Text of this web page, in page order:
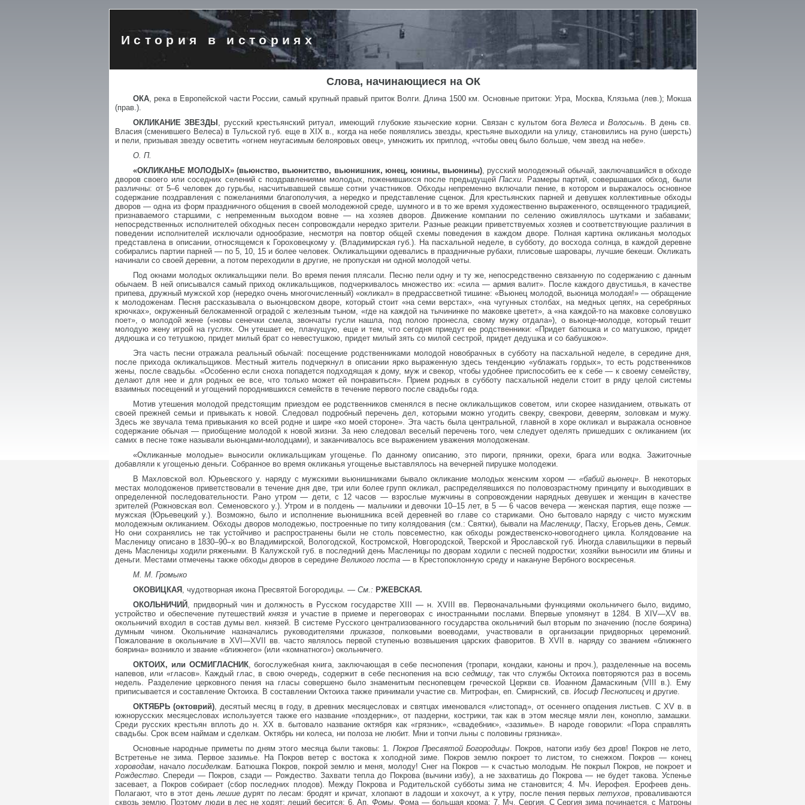
История в историях
Слова, начинающиеся на ОК
ОКА, река в Европейской части России, самый крупный правый приток Волги. Длина 1500 км. Основные притоки: Угра, Москва, Клязьма (лев.); Мокша
(прав.).
ОКЛИКАНИЕ ЗВЕЗДЫ , русский крестьянский ритуал, имеющий глубокие языческие корни. Связан с культом богаВелеса иВолосынь. В день св.
Власия (сменившего Велеса) в Тульской губ. еще в XIX в., когда на небе появлялись звезды, крестьяне выходили на улицу, становились на руно (шерсть)
и пели, призывая звезду осветить «огнем неугасимым белояровых овец», умножить их приплод, «чтобы овец было больше, чем звезд на небе».
O. П.
«ОКЛИКАНЬЕ МОЛОДЫХ» (вьюнство, вьюнитство, вьюнишник, юнец, юнины, вьюнины), русский молодежный обычай, заключавшийся в обходе
дворов своего или соседних селений с поздравлениями молодых, поженившихся после предыдущейПасхи. Размеры партий, совершавших обход, были
различны: от 5–6 человек до гурьбы, насчитывавшей свыше сотни участников. Обходы непременно включали пение, в котором и выражалось основное
содержание поздравления с пожеланиями благополучия, а нередко и представление сценок. Для крестьянских парней и девушек коллективные обходы
дворов — одна из форм праздничного общения в своей молодежной среде, шумного и в то же время художественно выраженного, освященного традицией,
признаваемого старшими, с непременным выходом вовне — на хозяев дворов. Движение компании по селению оживлялось шутками и забавами;
непосредственных исполнителей обходных песен сопровождали нередко зрители. Разные реакции приветствуемых хозяев и соответствующие различия в
поведении исполнителей исключали однообразие, несмотря на повтор общей схемы поведения в каждом дворе. Полная картина окликанья молодых
представлена в описании, относящемся к Гороховецкому у. (Владимирская губ.). На пасхальной неделе, в субботу, до восхода солнца, в каждой деревне
собирались партии парней — по 5, 10, 15 и более человек. Окликальщики одевались в праздничные рубахи, плисовые шаровары, лучшие бекеши. Окликать
начинали со своей деревни, а потом переходили в другие, не пропуская ни одной молодой четы.
Под окнами молодых окликальщики пели. Во время пения плясали. Песню пели одну и ту же, непосредственно связанную по содержанию с данным
обычаем. В ней описывался самый приход окликальщиков, подчеркивалось множество их: «сила — армия валит». После каждого двустишья, в качестве
припева, дружный мужской хор (нередко очень многочисленный) «окликал» в предрассветной тишине: «Вьюнец молодой, вьюница молодая!» — обращение
к молодоженам. Песня рассказывала о вьюнцовском дворе, который стоит «на семи верстах», «на чугунных столбах, на медных цепях, на серебряных
крючках», окруженный белокаменной оградой с железным тыном, «где на каждой на тычининке по маковке цветет», а «на каждой-то на маковке соловушко
поет», о молодой жене («новы сенечки смела, звончаты гусли нашла, под полою пронесла, свому мужу отдала»), о вьюнце-молодце, который тешит
молодую жену игрой на гуслях. Он утешает ее, плачущую, еще и тем, что сегодня приедут ее родственники: «Придет батюшка и со матушкою, придет
дядюшка и со тетушкою, придет милый брат со невестушкою, придет милый зять со милой сестрой, придет дедушка и со бабушкою».
Эта часть песни отражала реальный обычай: посещение родственниками молодой новобрачных в субботу на пасхальной неделе, в середине дня,
после прихода окликальщиков. Местный житель подчеркнул в описании ярко выраженную здесь тенденцию «ублажать гордых», то есть родственников
жены, после свадьбы. «Особенно если сноха попадется подходящая к дому, муж и свекор, чтобы удобнее приспособить ее к себе — к своему семейству,
делают для нее и для родных ее все, что только может ей понравиться». Прием родных в субботу пасхальной недели стоит в ряду целой системы
взаимных посещений и угощений породнившихся семейств в течение первого после свадьбы года.
Мотив утешения молодой предстоящим приездом ее родственников сменялся в песне окликальщиков советом, или скорее назиданием, отвыкать от
своей прежней семьи и привыкать к новой. Следовал подробный перечень дел, которыми можно угодить свекру, свекрови, деверям, золовкам и мужу.
Здесь же звучала тема привыкания ко всей родне и шире «ко моей стороне». Эта часть была центральной, главной в хоре окликал и выражала основное
содержание обычая — приобщение молодой к новой жизни. За нею следовал веселый перечень того, чем следует оделять пришедших с окликанием (их
самих в песне тоже называли вьюнцами-молодцами), и заканчивалось все выражением уважения молодоженам.
«Окликанные молодые» выносили окликальщикам угощенье. По данному описанию, это пироги, пряники, орехи, брага или водка. Зажиточные
добавляли к угощенью деньги. Собранное во время окликанья угощенье выставлялось на вечерней пирушке молодежи.
В Махловской вол. Юрьевского у. наряду с мужскими вьюнишниками бывало окликание молодых женским хором — «бабий вьюнец». В некоторых
местах молодоженов приветствовали в течение дня две, три или более групп окликал, распределявшихся по половозрастному принципу и выходивших в
определенной последовательности. Рано утром — дети, с 12 часов — взрослые мужчины в сопровождении нарядных девушек и женщин в качестве
зрителей (Рожновская вол. Семеновского у.). Утром и в полдень — мальчики и девочки 10–15 лет, в 5 — 6 часов вечера — женская партия, еще позже —
мужская (Юрьевецкий у.). Возможно, было и исполнение вьюнишника всей деревней во главе со стариками. Оно бытовало наряду с чисто мужским
молодежным окликанием. Обходы дворов молодежью, построенные по типу колядования (см.: Святки), бывали наМасленицу, Пасху, Егорьев день,Семик.
Но они сохранялись не так устойчиво и распространены были не столь повсеместно, как обходы рождественско-новогоднего цикла. Колядование на
Масленицу описано в 1830–90–х во Владимирской, Вологодской, Костромской, Новгородской, Тверской и Ярославской губ. Иногда славильщики в первый
день Масленицы ходили ряжеными. В Калужской губ. в последний день Масленицы по дворам ходили с песней подростки; хозяйки выносили им блины и
деньги. Местами отмечены также обходы дворов в середине Великого поста — в Крестопоклонную среду и накануне Вербного воскресенья.
М. М. Громыко
ОКОВИЦКАЯ , чудотворная икона Пресвятой Богородицы. — См.: РЖЕВСКАЯ.
ОКОЛЬНИЧИЙ , придворный чин и должность в Русском государстве XIII — н. XVIII вв. Первоначальными функциями окольничего было, видимо,
устройство и обеспечение путешествийкнязя и участие в приеме и переговорах с иностранными послами. Впервые упомянут в 1284. В XIV—XV вв.
окольничий входил в состав думы вел. князей. В системе Русского централизованного государства окольничий был вторым по значению (после боярина)
думным чином. Окольничие назначались руководителями приказов, полковыми воеводами, участвовали в организации придворных церемоний.
Пожалование в окольничие в XVI—XVII вв. часто являлось первой ступенью возвышения царских фаворитов. В XVII в. наряду со званием «ближнего
боярина» возникло и звание «ближнего» (или «комнатного») окольничего.
ОКТОИХ, или ОСМИГЛАСНИК, богослужебная книга, заключающая в себе песнопения (тропари, кондаки, каноны и проч.), разделенные на восемь
напевов, или «гласов». Каждый глас, в свою очередь, содержит в себе песнопения на всю седмицу, так что службы Октоиха повторяются раз в восемь
недель. Разделение церковного пения на гласы совершено было знаменитым песнопевцем греческой Церкви св. Иоанном Дамаскиным (VIII в.). Ему
приписывается и составление Октоиха. В составлении Октоиха также принимали участие св. Митрофан, еп. Смирнский, св. Иосиф Песнописец и другие.
ОКТЯБРЬ (октоврий), десятый месяц в году, в древних месяцесловах и святцах именовался «листопад», от осеннего опадения листьев. С XV в. в
южнорусских месяцесловах используется также его название «поздерник», от паздерни, кострики, так как в этом месяце мяли лен, коноплю, замашки.
Среди русских крестьян вплоть до н. XX в. бытовало название октября как «грязник», «свадебник», «зазимье». В народе говорили: «Пора справлять
свадьбы. Срок всем наймам и сделкам. Октябрь ни колеса, ни полоза не любит. Мни и топчи льны с половины грязника».
Основные народные приметы по дням этого месяца были таковы: 1. Покров Пресвятой Богородицы. Покров, натопи избу без дров! Покров не лето,
Встретенье не зима. Первое зазимье. На Покров ветер с востока к холодной зиме. Покров землю покроет то листом, то снежком. Покров — конец
хороводам, начало посиделкам. Батюшка Покров, покрой землю и меня, молоду! Снег на Покров — к счастью молодым. Не покрыл Покров, не покроет и
Рождество. Спереди — Покров, сзади — Рождество. Захвати тепла до Покрова (вычини избу), а не захватишь до Покрова — не будет такова. Успенье
засевает, а Покров собирает (сбор последних плодов). Между Покрова и Родительской субботы зима не становится; 4. Мч. Иерофея. Ерофеев день.
Полагают, что в этот деньлешие дурят по лесам: бродят и кричат, хлопают в ладоши и хохочут, а к утру, после пения первых петухов, проваливаются
сквозь землю. Поэтому люди в лес не ходят: леший бесится; 6. Ап.Фомы. Фома — большая крома; 7. Мч. Сергия. С Сергия зима починается, с Матроны